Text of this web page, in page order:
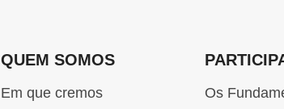
QUEM SOMOS
Em que cremos
Os